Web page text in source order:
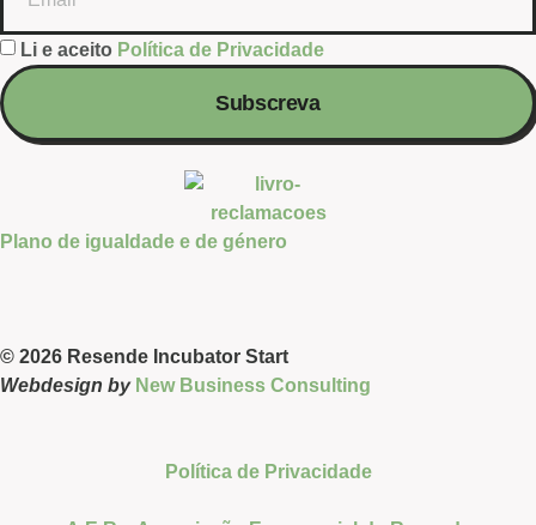
Li e aceito Política de Privacidade
Subscreva
Plano de igualdade e de género
© 2026 Resende Incubator Start
Webdesign by New Business Consulting
Política de Privacidade